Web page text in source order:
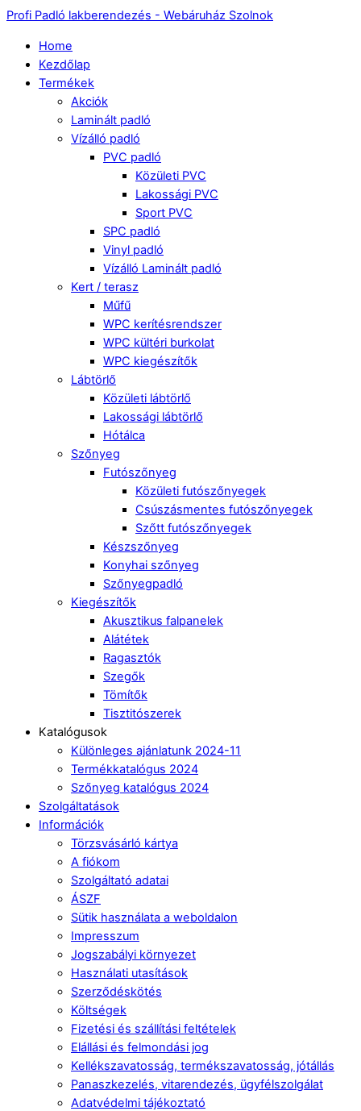
Profi Padló lakberendezés - Webáruház Szolnok
Home
Kezdőlap
Termékek
Akciók
Laminált padló
Vízálló padló
PVC padló
Közületi PVC
Lakossági PVC
Sport PVC
SPC padló
Vinyl padló
Vízálló Laminált padló
Kert / terasz
Műfű
WPC kerítésrendszer
WPC kültéri burkolat
WPC kiegészítők
Lábtörlő
Közületi lábtörlő
Lakossági lábtörlő
Hótálca
Szőnyeg
Futószőnyeg
Közületi futószőnyegek
Csúszásmentes futószőnyegek
Szőtt futószőnyegek
Készszőnyeg
Konyhai szőnyeg
Szőnyegpadló
Kiegészítők
Akusztikus falpanelek
Alátétek
Ragasztók
Szegők
Tömítők
Tisztitószerek
Katalógusok
Különleges ajánlatunk 2024-11
Termékkatalógus 2024
Szőnyeg katalógus 2024
Szolgáltatások
Információk
Törzsvásárló kártya
A fiókom
Szolgáltató adatai
ÁSZF
Sütik használata a weboldalon
Impresszum
Jogszabályi környezet
Használati utasítások
Szerződéskötés
Költségek
Fizetési és szállítási feltételek
Elállási és felmondási jog
Kellékszavatosság, termékszavatosság, jótállás
Panaszkezelés, vitarendezés, ügyfélszolgálat
Adatvédelmi tájékoztató